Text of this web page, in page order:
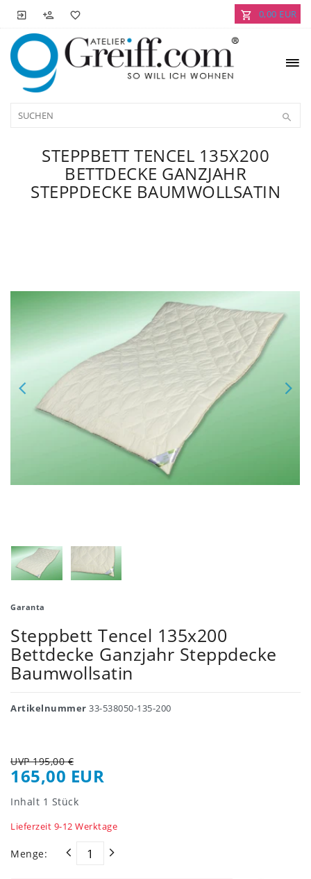
0,00 EUR
STEPPBETT TENCEL 135X200
BETTDECKE GANZJAHR
STEPPDECKE BAUMWOLLSATIN
Garanta
Steppbett Tencel 135x200
Bettdecke Ganzjahr Steppdecke
Baumwollsatin
Artikelnummer 33-538050-135-200
UVP 195,00 €
165,00 EUR
Inhalt 1 Stück
Lieferzeit 9-12 Werktage
Menge: